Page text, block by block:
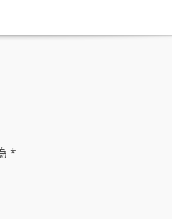
*